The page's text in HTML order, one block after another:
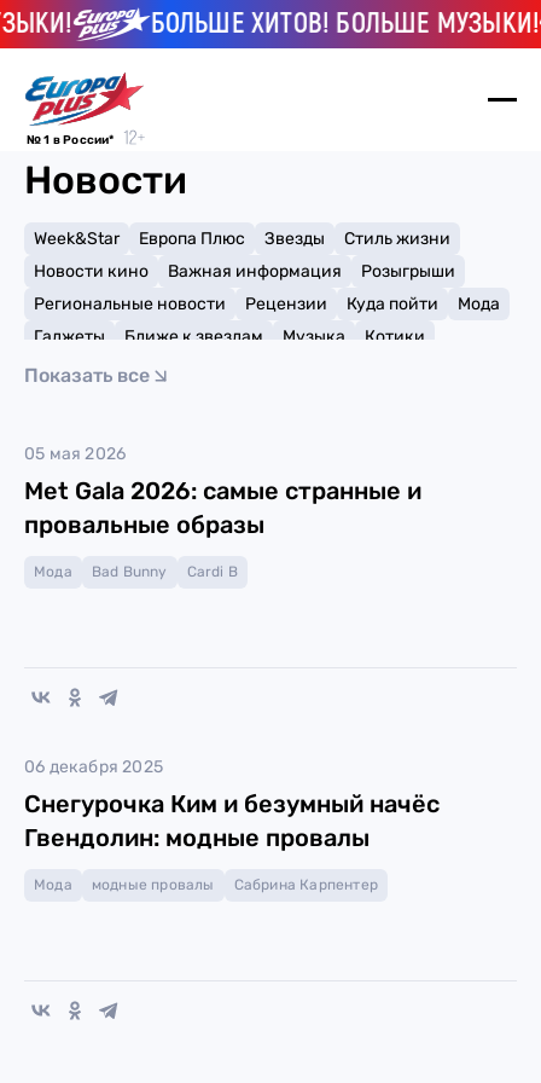
БОЛЬШЕ ХИТОВ! БОЛЬШЕ МУЗЫКИ!
№ 1 в России*
Новости
Week&Star Европа Плюс Звезды
Стиль жизни
Новости кино
Важная информация
Розыгрыши
Региональные новости
Рецензии Куда пойти
Мода
Гаджеты
Ближе к звездам Музыка
Котики
Мемы и тренды
Показать все
05 мая 2026
Met Gala 2026: самые странные и
провальные образы
Мода Bad Bunny Cardi B
06 декабря 2025
Снегурочка Ким и безумный начёс
Гвендолин: модные провалы
Мода модные провалы Сабрина Карпентер